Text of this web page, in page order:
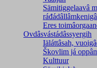
Sämitiggelaavâ
Eres
Ovdâsvástádâssyergih
Iäláttâsah,
Škovlim já
Kulttuur